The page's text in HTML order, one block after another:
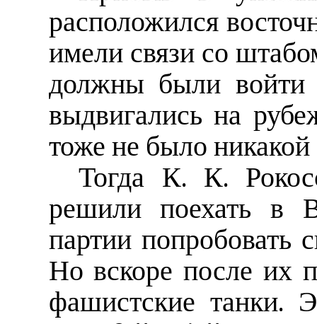
расположился
имели связи со
должны были войти
выдвигались на
тоже не было никакой
Тогда К. К.
решили поехать в
партии попробовать
Но вскоре после их
фашистские танки.